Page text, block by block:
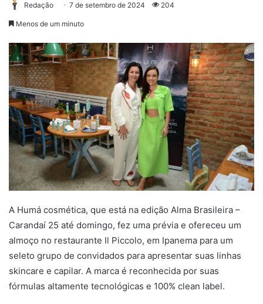
Redação 7 de setembro de 2024 204
Menos de um minuto
A Humá cosmética, que está na edição Alma Brasileira –
Carandaí 25 até domingo, fez uma prévia e ofereceu um
almoço no restaurante Il Piccolo, em Ipanema para um
seleto grupo de convidados para apresentar suas linhas
skincare e capilar. A marca é reconhecida por suas
fórmulas altamente tecnológicas e 100% clean label.